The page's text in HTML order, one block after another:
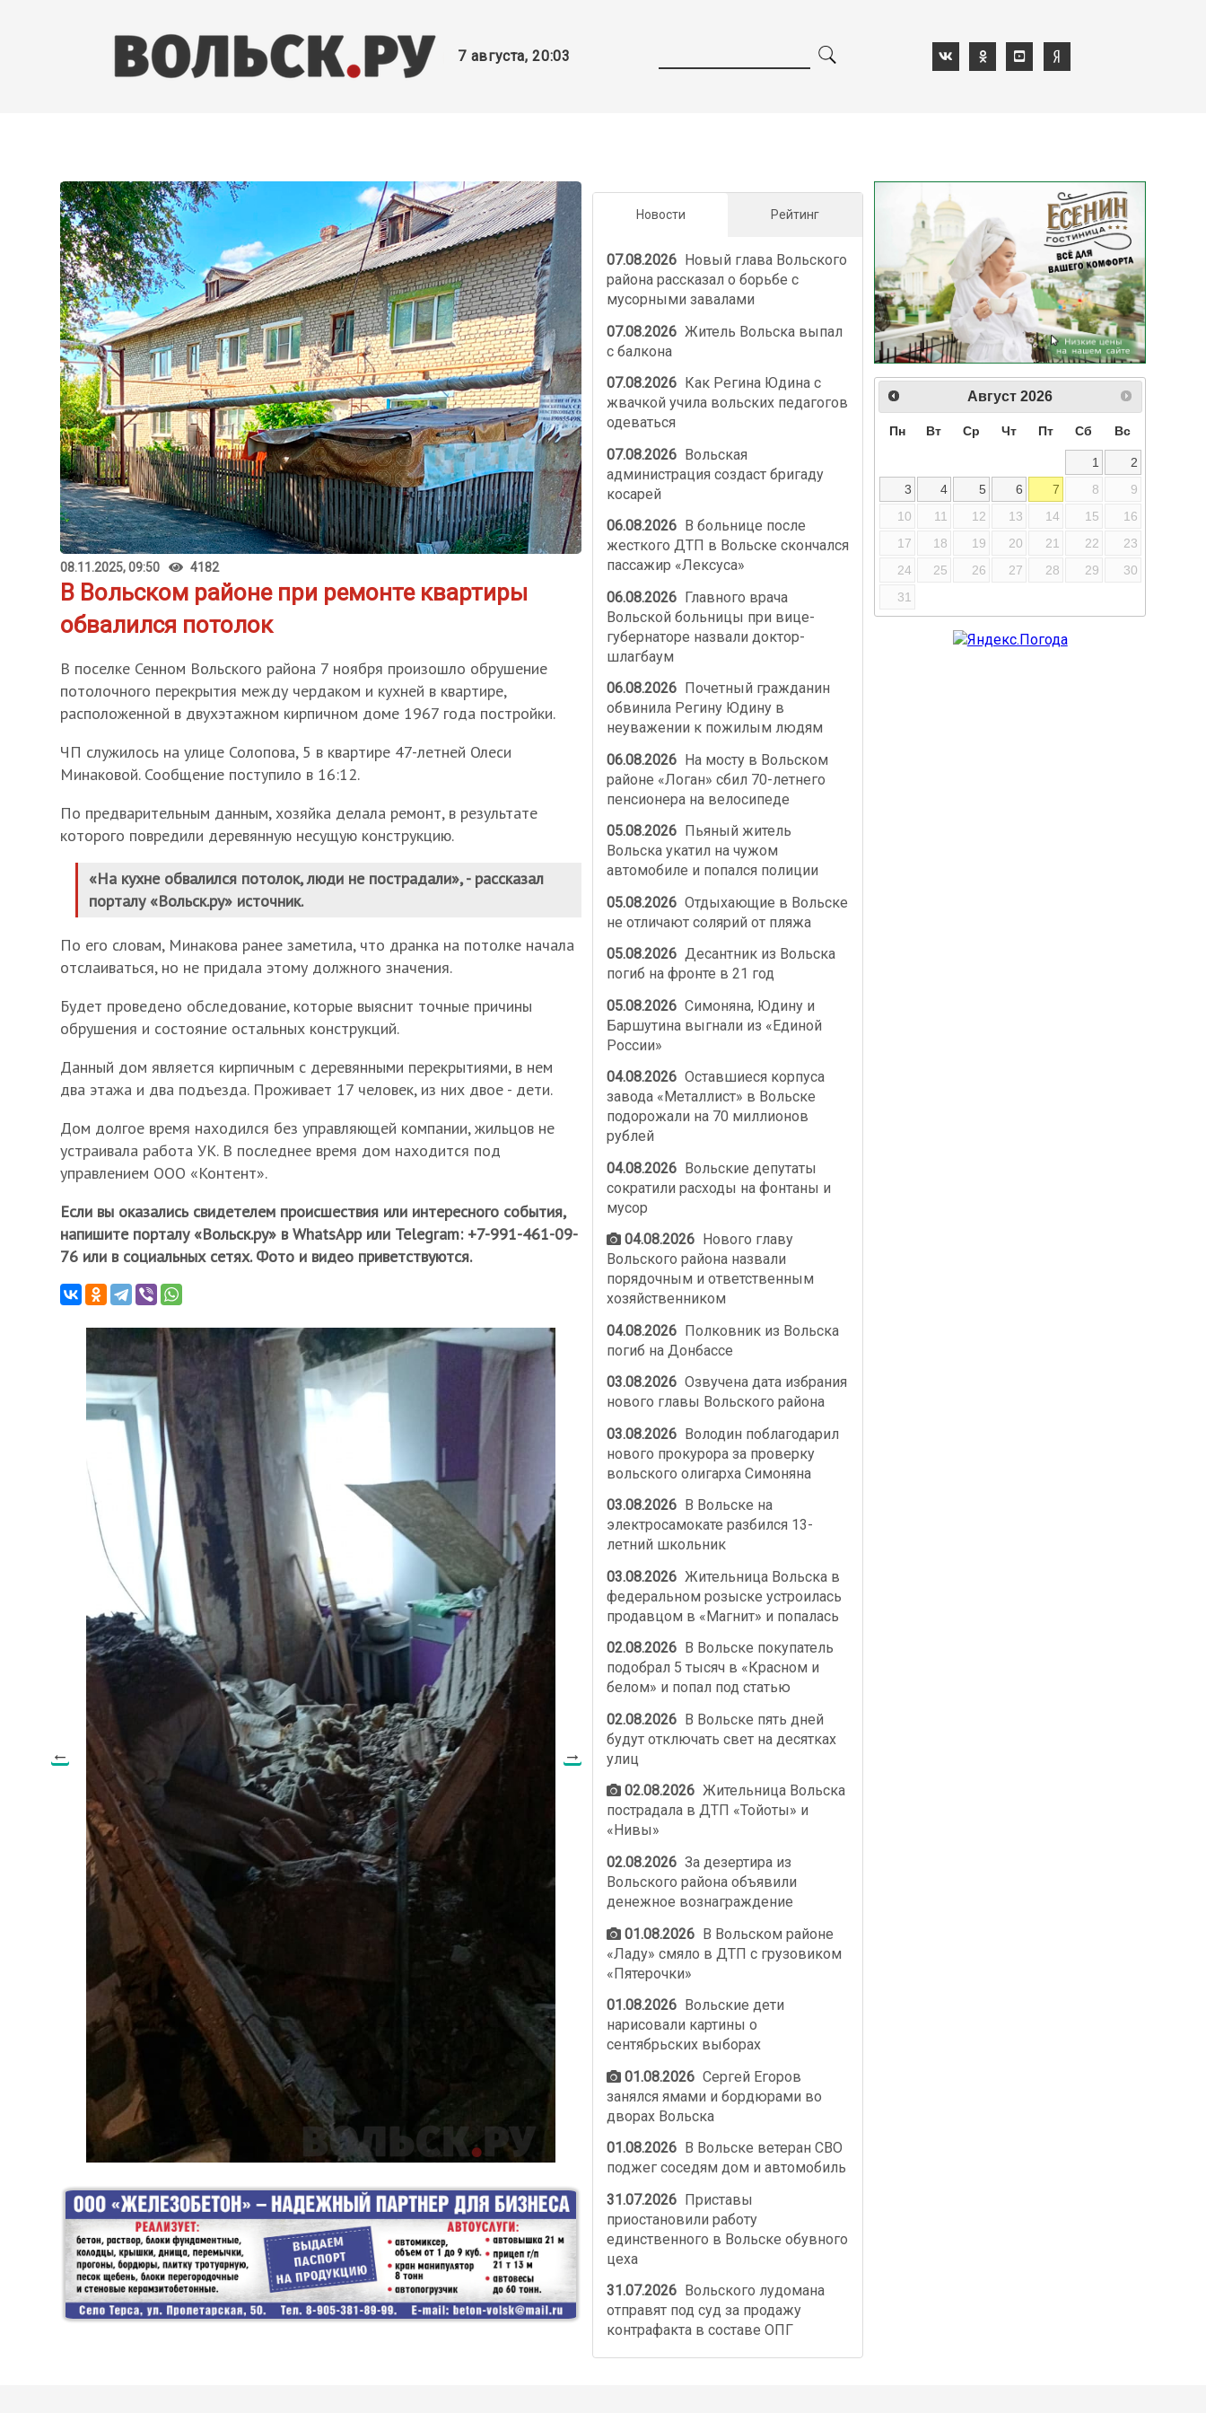
7 августа, 20:03
08.11.2025, 09:50 4182
В Вольском районе при ремонте квартиры
обвалился потолок
В поселке Сенном Вольского района 7 ноября произошло обрушение
потолочного перекрытия между чердаком и кухней в квартире,
расположенной в двухэтажном кирпичном доме 1967 года постройки.
ЧП служилось на улице Солопова, 5 в квартире 47-летней Олеси
Минаковой. Сообщение поступило в 16:12.
По предварительным данным, хозяйка делала ремонт, в результате
которого повредили деревянную несущую конструкцию.
«На кухне обвалился потолок, люди не пострадали», - рассказал
порталу «Вольск.ру» источник.
По его словам, Минакова ранее заметила, что дранка на потолке начала
отслаиваться, но не придала этому должного значения.
Будет проведено обследование, которые выяснит точные причины
обрушения и состояние остальных конструкций.
Данный дом является кирпичным с деревянными перекрытиями, в нем
два этажа и два подъезда. Проживает 17 человек, из них двое - дети.
Дом долгое время находился без управляющей компании, жильцов не
устраивала работа УК. В последнее время дом находится под
управлением ООО «Контент».
Если вы оказались свидетелем происшествия или интересного события,
напишите порталу «Вольск.ру» в WhatsApp или Telegram: +7-991-461-09-
76 или в социальных сетях. Фото и видео приветствуются.
Новости Рейтинг
07.08.2026 Новый глава Вольского
района рассказал о борьбе с
мусорными завалами
07.08.2026 Житель Вольска выпал
с балкона
07.08.2026
Как Регина Юдина с
жвачкой учила вольских педагогов
одеваться
07.08.2026 Вольская
администрация создаст бригаду
косарей
06.08.2026
В больнице после
жесткого ДТП в Вольске скончался
пассажир «Лексуса»
06.08.2026 Главного врача
Вольской больницы при вице-
губернаторе назвали доктор-
шлагбаум
06.08.2026
Почетный гражданин
обвинила Регину Юдину в
неуважении к пожилым людям
06.08.2026 На мосту в Вольском
районе «Логан» сбил 70-летнего
пенсионера на велосипеде
05.08.2026
Пьяный житель
Вольска укатил на чужом
автомобиле и попался полиции
05.08.2026 Отдыхающие в Вольске
не отличают солярий от пляжа
05.08.2026 Десантник из Вольска
погиб на фронте в 21 год
05.08.2026 Симоняна, Юдину и
Баршутина выгнали из «Единой
России»
04.08.2026 Оставшиеся корпуса
завода «Металлист» в Вольске
подорожали на 70 миллионов
рублей
04.08.2026 Вольские депутаты
сократили расходы на фонтаны и
мусор
04.08.2026
Нового главу
Вольского района назвали
порядочным и ответственным
хозяйственником
04.08.2026 Полковник из Вольска
погиб на Донбассе
03.08.2026 Озвучена дата избрания
нового главы Вольского района
03.08.2026 Володин поблагодарил
нового прокурора за проверку
вольского олигарха Симоняна
03.08.2026
В Вольске на
электросамокате разбился 13-
летний школьник
03.08.2026 Жительница Вольска в
федеральном розыске устроилась
продавцом в «Магнит» и попалась
02.08.2026
В Вольске покупатель
подобрал 5 тысяч в «Красном и
белом» и попал под статью
02.08.2026 В Вольске пять дней
будут отключать свет на десятках
улиц
02.08.2026 Жительница Вольска
пострадала в ДТП «Тойоты» и
«Нивы»
02.08.2026 За дезертира из
Вольского района объявили
денежное вознаграждение
01.08.2026 В Вольском районе
«Ладу» смяло в ДТП с грузовиком
«Пятерочки»
01.08.2026 Вольские дети
нарисовали картины о
сентябрьских выборах
01.08.2026 Сергей Егоров
занялся ямами и бордюрами во
дворах Вольска
01.08.2026 В Вольске ветеран СВО
поджег соседям дом и автомобиль
31.07.2026 Приставы
приостановили работу
единственного в Вольске обувного
цеха
31.07.2026 Вольского лудомана
отправят под суд за продажу
контрафакта в составе ОПГ
Август 2026
Пн Вт Ср Чт Пт Сб Вс
1
2
3
4 5 6 7 8
9
10
11 12 13 14 15
16
17
18 19 20 21 22
23
24
25 26 27 28 29
30
31